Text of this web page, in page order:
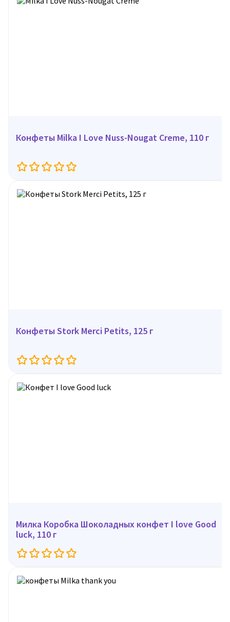
Конфеты Milka I Love Nuss-Nougat Creme, 110 г
Конфеты Stork Merci Petits, 125 г
Милка Коробка Шоколадных конфет I love Good
luck, 110 г